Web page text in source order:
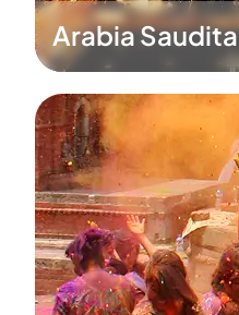
Arabia Saudita